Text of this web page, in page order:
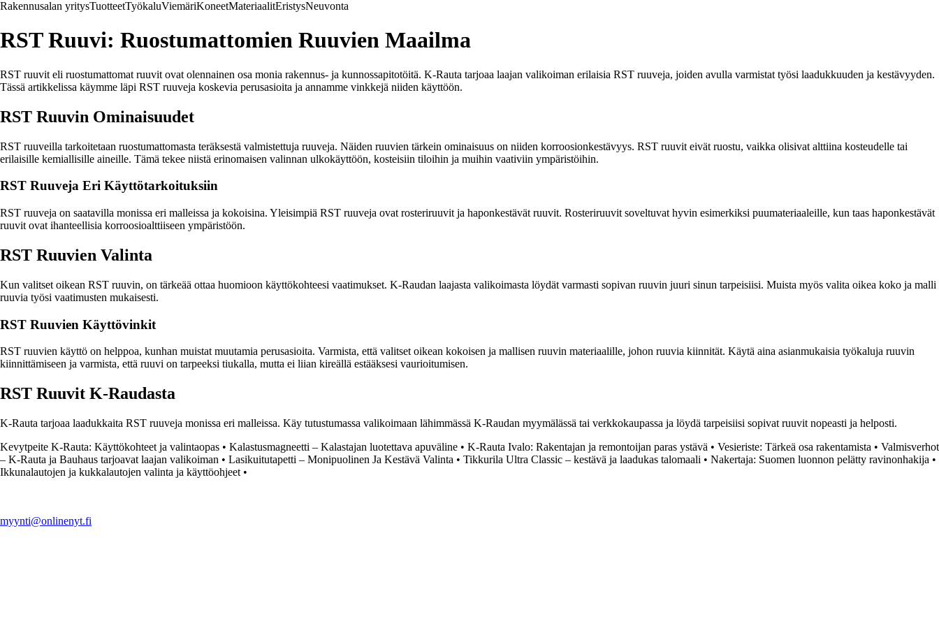
Rakennusalan yritysTuotteetTyökaluViemäriKoneetMateriaalitEristysNeuvonta
RST Ruuvi: Ruostumattomien Ruuvien Maailma
RST ruuvit eli ruostumattomat ruuvit ovat olennainen osa monia rakennus- ja kunnossapitotöitä. K-Rauta tarjoaa laajan valikoiman erilaisia RST ruuveja, joiden avulla varmistat työsi laadukkuuden ja kestävyyden.
Tässä artikkelissa käymme läpi RST ruuveja koskevia perusasioita ja annamme vinkkejä niiden käyttöön.
RST Ruuvin Ominaisuudet
RST ruuveilla tarkoitetaan ruostumattomasta teräksestä valmistettuja ruuveja. Näiden ruuvien tärkein ominaisuus on niiden korroosionkestävyys. RST ruuvit eivät ruostu, vaikka olisivat alttiina kosteudelle tai
erilaisille kemiallisille aineille. Tämä tekee niistä erinomaisen valinnan ulkokäyttöön, kosteisiin tiloihin ja muihin vaativiin ympäristöihin.
RST Ruuveja Eri Käyttötarkoituksiin
RST ruuveja on saatavilla monissa eri malleissa ja kokoisina. Yleisimpiä RST ruuveja ovat rosteriruuvit ja haponkestävät ruuvit. Rosteriruuvit soveltuvat hyvin esimerkiksi puumateriaaleille, kun taas haponkestävät
ruuvit ovat ihanteellisia korroosioalttiiseen ympäristöön.
RST Ruuvien Valinta
Kun valitset oikean RST ruuvin, on tärkeää ottaa huomioon käyttökohteesi vaatimukset. K-Raudan laajasta valikoimasta löydät varmasti sopivan ruuvin juuri sinun tarpeisiisi. Muista myös valita oikea koko ja malli
ruuvia työsi vaatimusten mukaisesti.
RST Ruuvien Käyttövinkit
RST ruuvien käyttö on helppoa, kunhan muistat muutamia perusasioita. Varmista, että valitset oikean kokoisen ja mallisen ruuvin materiaalille, johon ruuvia kiinnität. Käytä aina asianmukaisia työkaluja ruuvin
kiinnittämiseen ja varmista, että ruuvi on tarpeeksi tiukalla, mutta ei liian kireällä estääksesi vaurioitumisen.
RST Ruuvit K-Raudasta
K-Rauta tarjoaa laadukkaita RST ruuveja monissa eri malleissa. Käy tutustumassa valikoimaan lähimmässä K-Raudan myymälässä tai verkkokaupassa ja löydä tarpeisiisi sopivat ruuvit nopeasti ja helposti.
Kevytpeite K-Rauta: Käyttökohteet ja valintaopas • Kalastusmagneetti – Kalastajan luotettava apuväline • K-Rauta Ivalo: Rakentajan ja remontoijan paras ystävä • Vesieriste: Tärkeä osa rakentamista • Valmisverhot
– K-Rauta ja Bauhaus tarjoavat laajan valikoiman • Lasikuitutapetti – Monipuolinen Ja Kestävä Valinta • Tikkurila Ultra Classic – kestävä ja laadukas talomaali • Nakertaja: Suomen luonnon pelätty ravinonhakija •
Ikkunalautojen ja kukkalautojen valinta ja käyttöohjeet •
myynti@onlinenyt.fi